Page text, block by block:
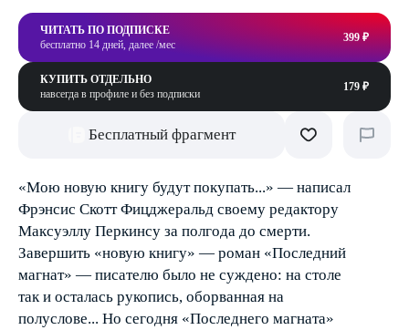
ЧИТАТЬ ПО ПОДПИСКЕ
бесплатно 14 дней, далее /мес
399 ₽
КУПИТЬ ОТДЕЛЬНО
навсегда в профиле и без подписки
179 ₽
Бесплатный фрагмент
«Мою новую книгу будут покупать...» — написал
Фрэнсис Скотт Фицджеральд своему редактору
Максуэллу Перкинсу за полгода до смерти.
Завершить «новую книгу» — роман «Последний
магнат» — писателю было не суждено: на столе
так и осталась рукопись, оборванная на
полуслове... Но сегодня «Последнего магната»